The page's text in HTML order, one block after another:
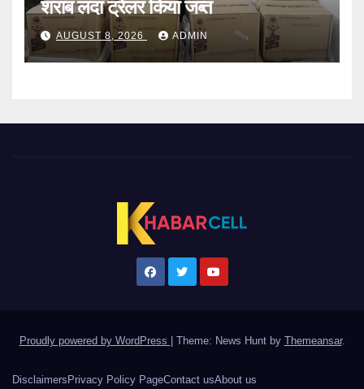
शराब लदा ट्रेलर किया जब्त
AUGUST 8, 2026 ADMIN
Proudly powered by WordPress Theme: News Hunt by Themeansar.
Disclaimers Privacy Policy PageContact usAbout us